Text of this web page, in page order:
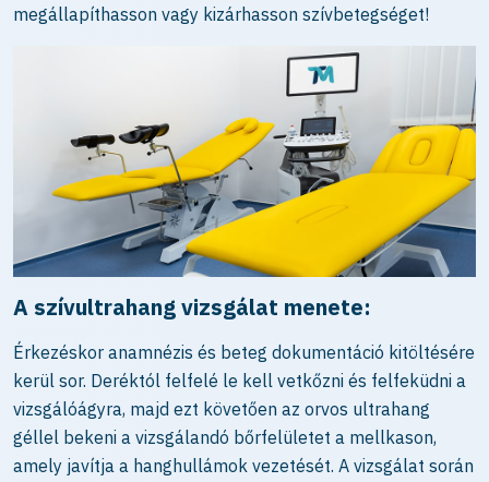
megállapíthasson vagy kizárhasson szívbetegséget!
A szívultrahang vizsgálat menete:
Érkezéskor anamnézis és beteg dokumentáció kitöltésére
kerül sor. Deréktól felfelé le kell vetkőzni és felfeküdni a
vizsgálóágyra, majd ezt követően az orvos ultrahang
géllel bekeni a vizsgálandó bőrfelületet a mellkason,
amely javítja a hanghullámok vezetését. A vizsgálat során